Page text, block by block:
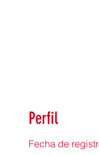
Perfil
Fecha de